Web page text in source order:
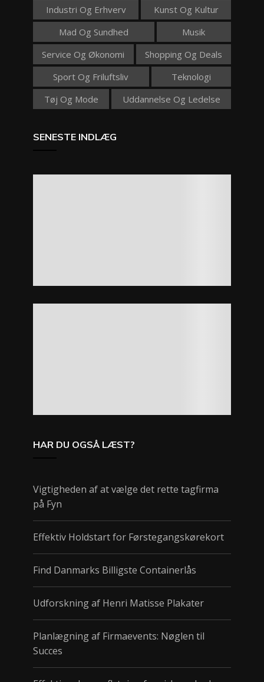
Industri Og Erhverv
Kunst Og Kultur
Mad Og Sundhed
Musik
Service Og Økonomi
Shopping Og Deals
Sport Og Friluftsliv
Teknologi
Tøj Og Mode
Uddannelse Og Ledelse
SENESTE INDLÆG
HAR DU OGSÅ LÆST?
Vigtigheden af at vælge det rette tagfirma
på Fyn
Effektiv Holdstart for Førstegangskørekort
Find Danmarks Billigste Containerlås
Udforskning af Henri Matisse Plakater
Planlægning af Firmaevents: Nøglen til
Succes